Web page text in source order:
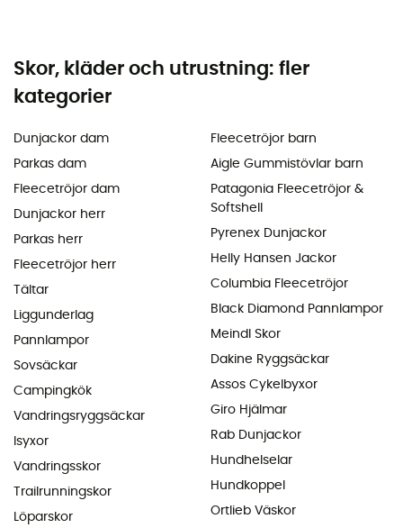
Skor, kläder och utrustning: fler
kategorier
Dunjackor dam
Parkas dam
Fleecetröjor dam
Dunjackor herr
Parkas herr
Fleecetröjor herr
Tältar
Liggunderlag
Pannlampor
Sovsäckar
Campingkök
Vandringsryggsäckar
Isyxor
Vandringsskor
Trailrunningskor
Löparskor
Fleecetröjor barn
Aigle Gummistövlar barn
Patagonia Fleecetröjor &
Softshell
Pyrenex Dunjackor
Helly Hansen Jackor
Columbia Fleecetröjor
Black Diamond Pannlampor
Meindl Skor
Dakine Ryggsäckar
Assos Cykelbyxor
Giro Hjälmar
Rab Dunjackor
Hundhelselar
Hundkoppel
Ortlieb Väskor